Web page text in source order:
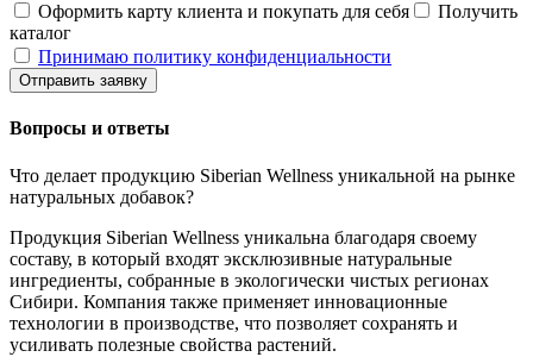
Оформить карту клиента и покупать для себя
Получить
каталог
Принимаю политику конфиденциальности
Отправить заявку
Вопросы и ответы
Что делает продукцию Siberian Wellness уникальной на рынке
натуральных добавок?
Продукция Siberian Wellness уникальна благодаря своему
составу, в который входят эксклюзивные натуральные
ингредиенты, собранные в экологически чистых регионах
Сибири. Компания также применяет инновационные
технологии в производстве, что позволяет сохранять и
усиливать полезные свойства растений.